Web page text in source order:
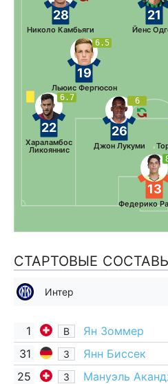
13
Федерико
6.7
22
Хараламбос
Ликояннис
6
26
Джон Лукуми
6.5
19
Льюис Фергюсон
28
Николо Камбьяги
21
Йенс
СТАРТОВЫЕ
Интер
1 В Ян Зоммер
31 З Янн Биссек
25 З Мануэль